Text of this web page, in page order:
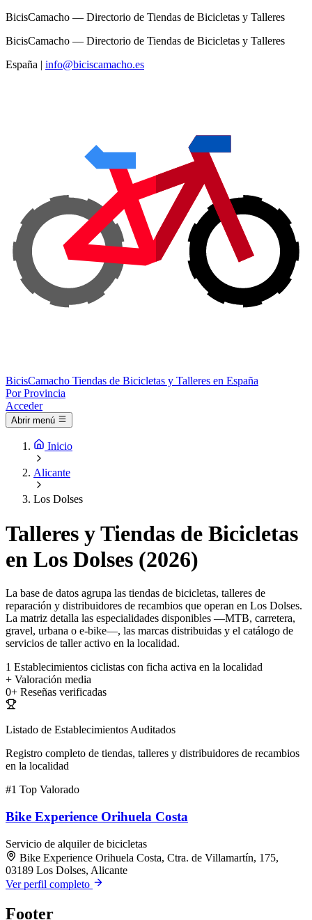
BicisCamacho — Directorio de Tiendas de Bicicletas y Talleres
BicisCamacho — Directorio de Tiendas de Bicicletas y Talleres
España | info@biciscamacho.es
BicisCamacho Tiendas de Bicicletas y Talleres en España
Por Provincia
Acceder
Abrir menú
Inicio
Alicante
Los Dolses
Talleres y Tiendas de Bicicletas
en Los Dolses (2026)
La base de datos agrupa las tiendas de bicicletas, talleres de
reparación y distribuidores de recambios que operan en Los Dolses.
La matriz detalla las especialidades disponibles —MTB, carretera,
gravel, urbana o e-bike—, las marcas distribuidas y el catálogo de
servicios de taller activo en la localidad.
1 Establecimientos ciclistas con ficha activa en la localidad
+ Valoración media
0+ Reseñas verificadas
Listado de Establecimientos Auditados
Registro completo de tiendas, talleres y distribuidores de recambios
en la localidad
#1 Top Valorado
Bike Experience Orihuela Costa
Servicio de alquiler de bicicletas
Bike Experience Orihuela Costa, Ctra. de Villamartín, 175,
03189 Los Dolses, Alicante
Ver perfil completo
Footer